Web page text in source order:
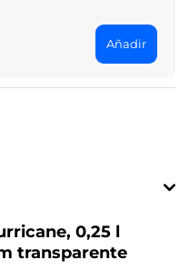
Añadir
0,25 l
transparente